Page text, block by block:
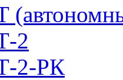
2
2-РК